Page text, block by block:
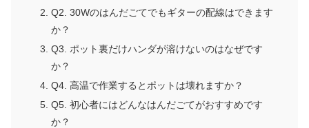
Q2. 30Wのはんだごてでもギターの配線はできます
か？
Q3. ポット裏だけハンダが溶けないのはなぜです
か？
Q4. 高温で作業するとポットは壊れますか？
Q5. 初心者にはどんなはんだごてがおすすめです
か？